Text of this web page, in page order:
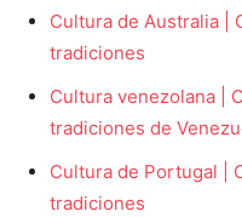
Cultura de Australia |
tradiciones
Cultura venezolana |
tradiciones de
Cultura de Portugal |
tradiciones